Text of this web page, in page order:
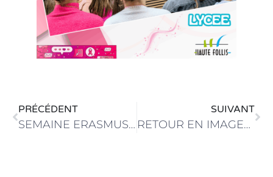
PRÉCÉDENT
SEMAINE ERASMUSDAYS 2025
SUIVANT
RETOUR EN IMAGES SUR LE BIG BANG DE L’EMPLOI